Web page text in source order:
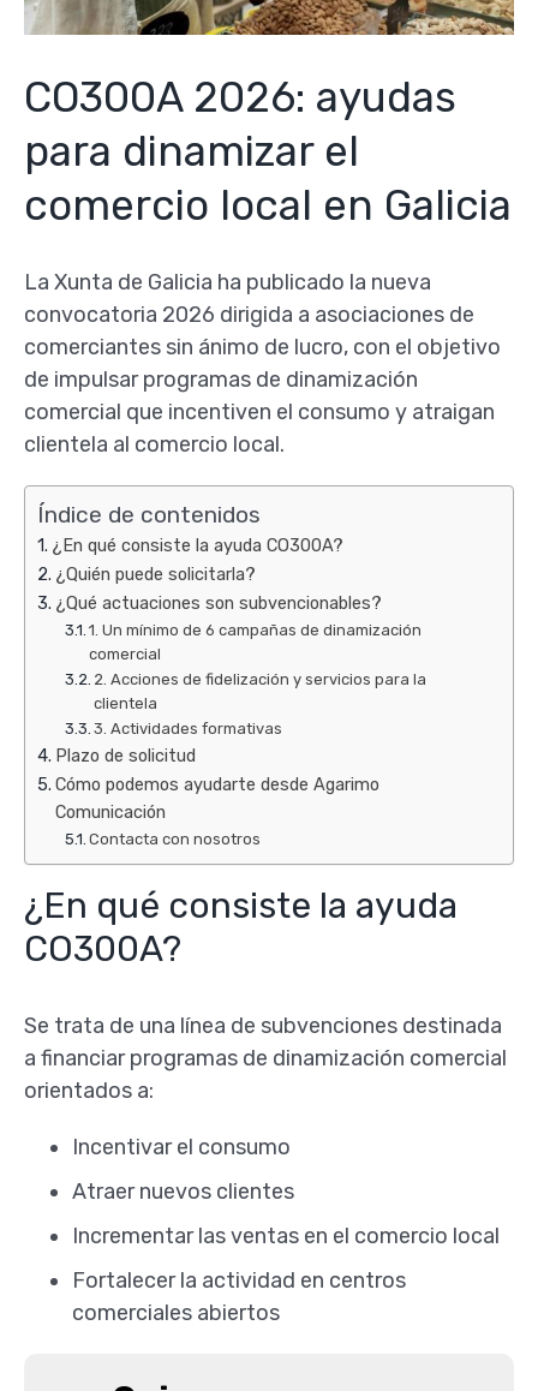
CO300A 2026: ayudas
para dinamizar el
comercio local en Galicia
La Xunta de Galicia ha publicado la nueva
convocatoria 2026 dirigida a asociaciones de
comerciantes sin ánimo de lucro, con el objetivo
de impulsar programas de dinamización
comercial que incentiven el consumo y atraigan
clientela al comercio local.
Índice de contenidos
¿En qué consiste la ayuda CO300A?
¿Quién puede solicitarla?
¿Qué actuaciones son subvencionables?
1. Un mínimo de 6 campañas de dinamización
comercial
2. Acciones de fidelización y servicios para la
clientela
3. Actividades formativas
Plazo de solicitud
Cómo podemos ayudarte desde Agarimo
Comunicación
Contacta con nosotros
¿En qué consiste la ayuda
CO300A?
Se trata de una línea de subvenciones destinada
a financiar programas de dinamización comercial
orientados a:
Incentivar el consumo
Atraer nuevos clientes
Incrementar las ventas en el comercio local
Fortalecer la actividad en centros
comerciales abiertos